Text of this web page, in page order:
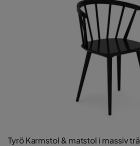
Tyrö Karmstol & matstol i massiv trä